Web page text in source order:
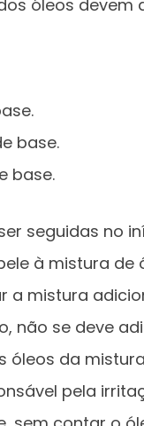
óleos
base.
base.
seguidas no
à mistura de
mistura
não se deve
óleos da
pela